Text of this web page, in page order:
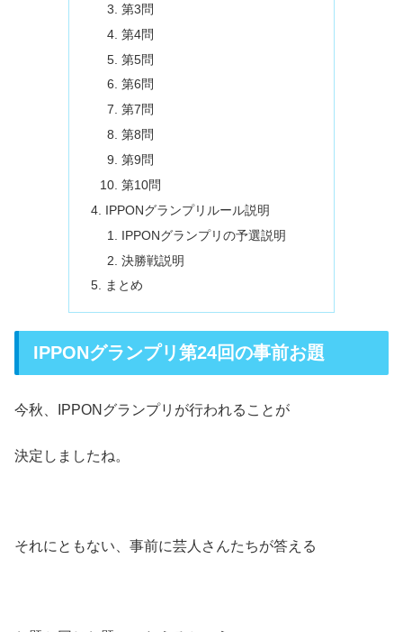
第3問
第4問
第5問
第6問
第7問
第8問
第9問
第10問
IPPONグランプリルール説明
IPPONグランプリの予選説明
決勝戦説明
まとめ
IPPONグランプリ第24回の事前お題
今秋、IPPONグランプリが行われることが
決定しましたね。
それにともない、事前に芸人さんたちが答える